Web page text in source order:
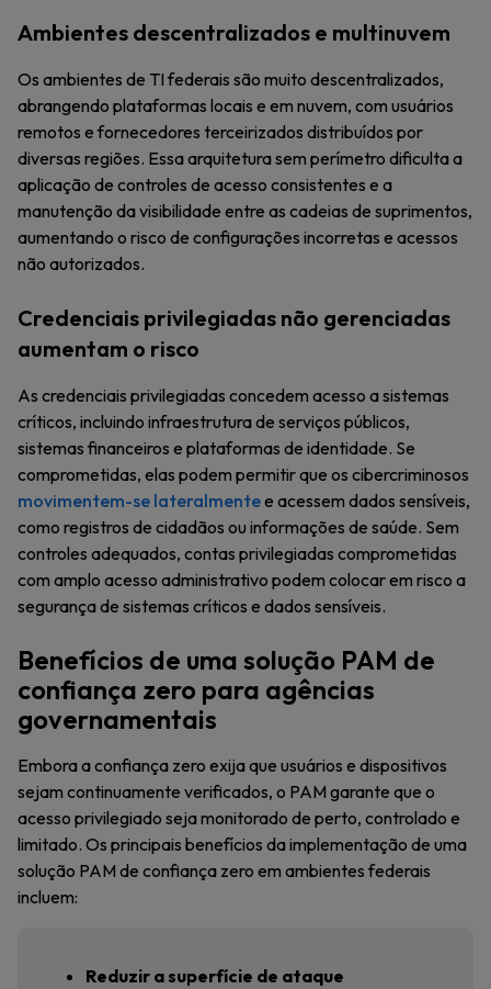
Ambientes descentralizados e multinuvem
Os ambientes de TI federais são muito descentralizados,
abrangendo plataformas locais e em nuvem, com usuários
remotos e fornecedores terceirizados distribuídos por
diversas regiões. Essa arquitetura sem perímetro dificulta a
aplicação de controles de acesso consistentes e a
manutenção da visibilidade entre as cadeias de suprimentos,
aumentando o risco de configurações incorretas e acessos
não autorizados.
Credenciais privilegiadas não gerenciadas
aumentam o risco
As credenciais privilegiadas concedem acesso a sistemas
críticos, incluindo infraestrutura de serviços públicos,
sistemas financeiros e plataformas de identidade. Se
comprometidas, elas podem permitir que os cibercriminosos
movimentem-se lateralmentee acessem dados sensíveis,
como registros de cidadãos ou informações de saúde. Sem
controles adequados, contas privilegiadas comprometidas
com amplo acesso administrativo podem colocar em risco a
segurança de sistemas críticos e dados sensíveis.
Benefícios de uma solução PAM de
confiança zero para agências
governamentais
Embora a confiança zero exija que usuários e dispositivos
sejam continuamente verificados, o PAM garante que o
acesso privilegiado seja monitorado de perto, controlado e
limitado. Os principais benefícios da implementação de uma
solução PAM de confiança zero em ambientes federais
incluem:
Reduzir a superfície de ataque